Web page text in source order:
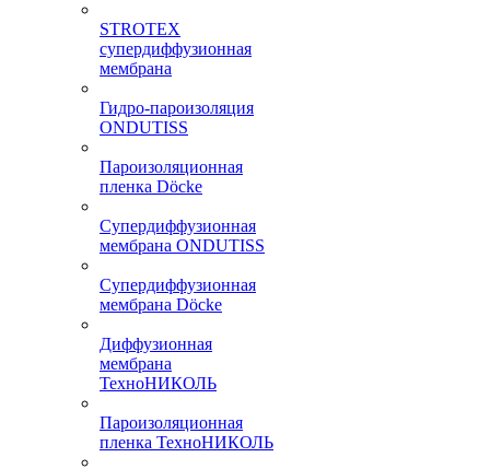
STROTEX
супердиффузионная
мембрана
Гидро-пароизоляция
ONDUTISS
Пароизоляционная
пленка Döcke
Супердиффузионная
мембрана ONDUTISS
Супердиффузионная
мембрана Döcke
Диффузионная
мембрана
ТехноНИКОЛЬ
Пароизоляционная
пленка ТехноНИКОЛЬ